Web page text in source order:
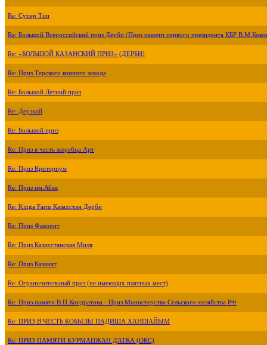
Re: Супер Тип
Re: Большой Всероссийский приз Дерби (Приз памяти первого президента КБР
Re: «БОЛЬШОЙ КАЗАНСКИЙ ПРИЗ» (ДЕРБИ)
Re: Приз Терского конного завода
Re: Большой Летний приз
Re: Дерзкий
Re: Большой приз
Re: Приз в честь жеребца Арт
Re: Приз Критериум
Re: Приз им.Абая
Re: Kinga Farm Казахстан Дерби
Re: Приз Фаворит
Re: Приз Казахстанская Миля
Re: Приз Казанат
Re: Ограничительный приз (не имеющих платных мест)
Re: Приз памяти В.П.Кондратова - Приз Министерства Сельского хозяйства РФ
Re: ПРИЗ В ЧЕСТЬ КОБЫЛЫ ПАДИША ХАНШАЙЫМ
Re: ПРИЗ ПАМЯТИ КУРМАНЖАН ДАТКА (ОКС)